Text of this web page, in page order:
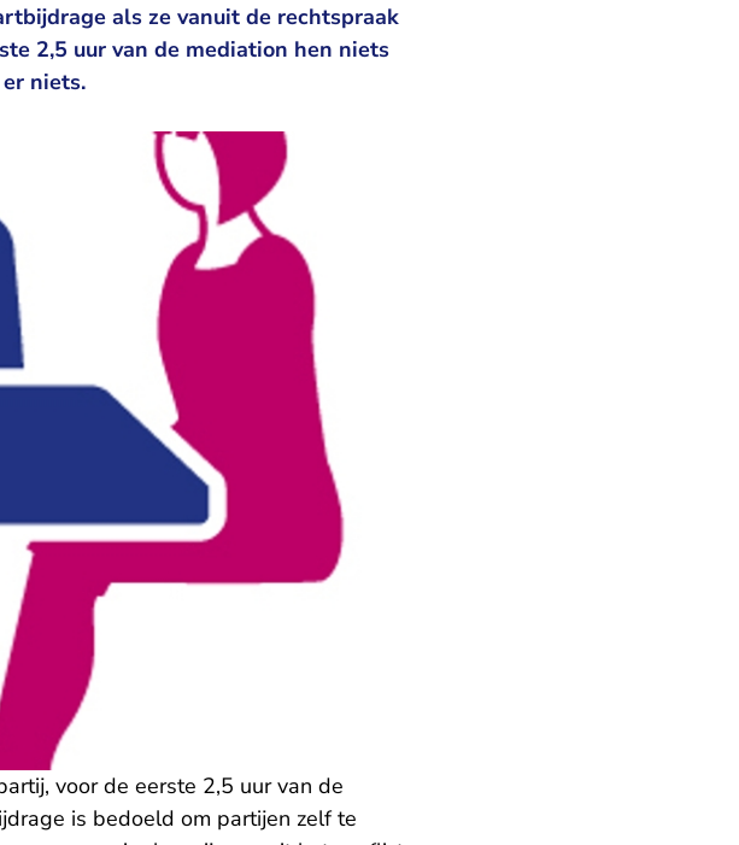
als ze vanuit de rechtspraak
2,5 uur van de mediation hen niets
niets.
voor de eerste 2,5 uur van de
is bedoeld om partijen zelf te